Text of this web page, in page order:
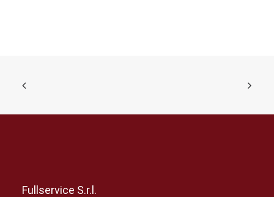
Fullservice S.r.l.